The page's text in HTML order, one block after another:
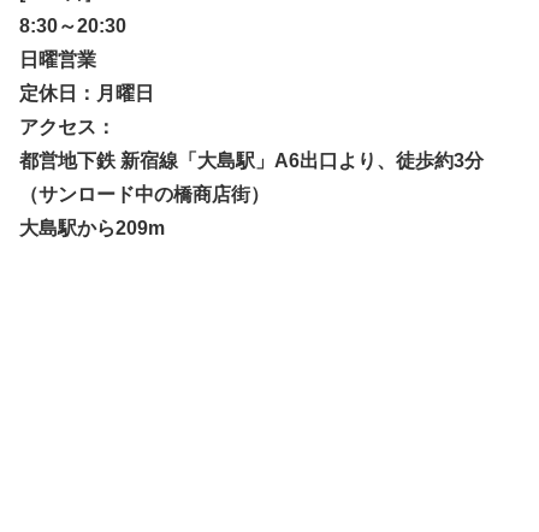
8:30～20:30
日曜営業
定休日：月曜日
アクセス：
都営地下鉄 新宿線「大島駅」A6出口より、徒歩約3分
（サンロード中の橋商店街）
大島駅から209m